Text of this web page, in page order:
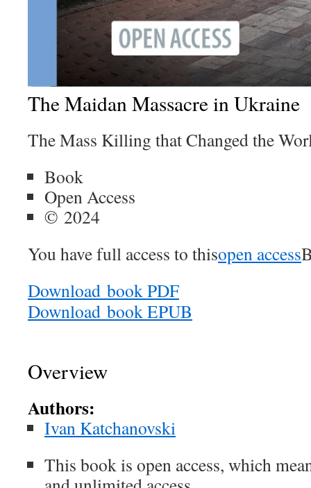
The Maidan Massacre in Ukraine
The Mass Killing that Changed the
Book
Open Access
© 2024
You have full access to thisopen access
Download book PDF
Download book EPUB
Overview
Authors:
Ivan Katchanovski
This book is open access, which